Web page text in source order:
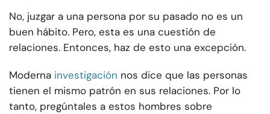
No, juzgar a una persona por su pasado no es un
buen hábito. Pero, esta es una cuestión de
relaciones. Entonces, haz de esto una excepción.
Moderna investigación nos dice que las personas
tienen el mismo patrón en sus relaciones. Por lo
tanto, pregúntales a estos hombres sobre